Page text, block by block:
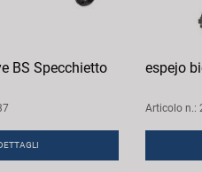
BS Specchietto
espejo
Articolo n.: